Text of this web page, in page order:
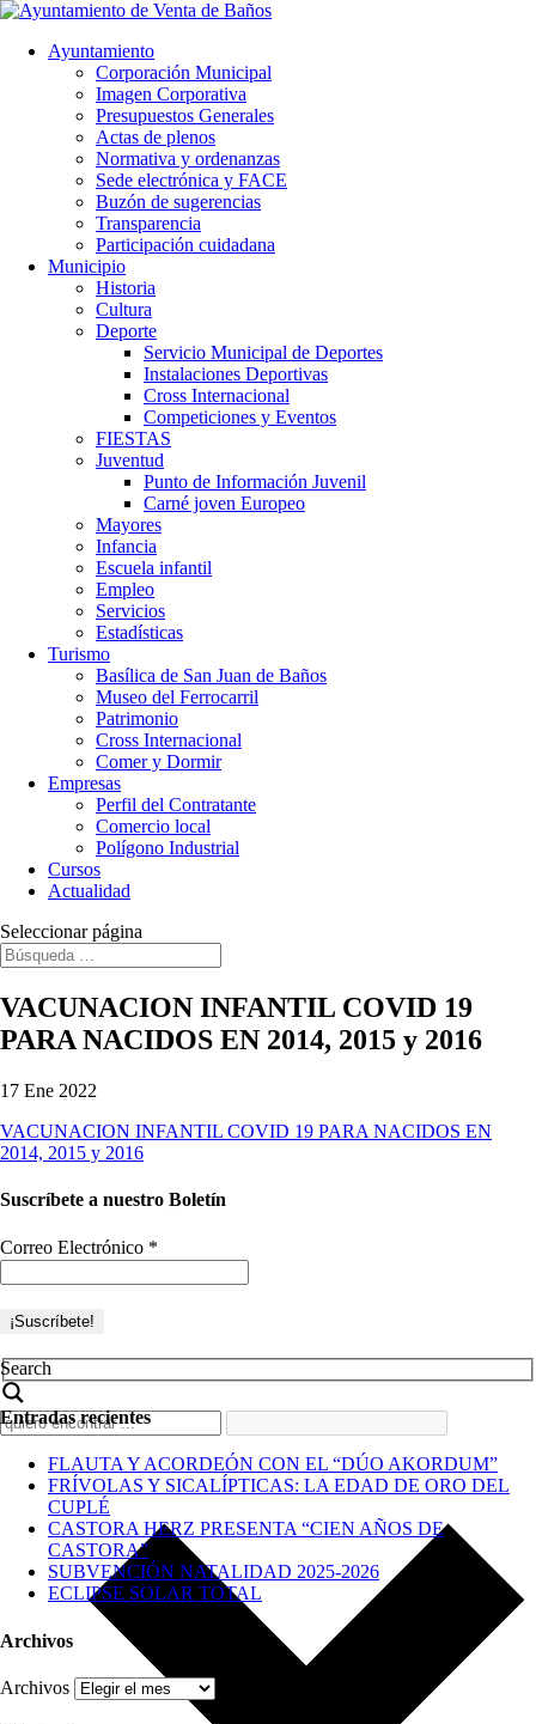
Ayuntamiento
Corporación Municipal
Imagen Corporativa
Presupuestos Generales
Actas de plenos
Normativa y ordenanzas
Sede electrónica y FACE
Buzón de sugerencias
Transparencia
Participación cuidadana
Municipio
Historia
Cultura
Deporte
Servicio Municipal de Deportes
Instalaciones Deportivas
Cross Internacional
Competiciones y Eventos
FIESTAS
Juventud
Punto de Información Juvenil
Carné joven Europeo
Mayores
Infancia
Escuela infantil
Empleo
Servicios
Estadísticas
Turismo
Basílica de San Juan de Baños
Museo del Ferrocarril
Patrimonio
Cross Internacional
Comer y Dormir
Empresas
Perfil del Contratante
Comercio local
Polígono Industrial
Cursos
Actualidad
Seleccionar página
VACUNACION INFANTIL COVID 19
PARA NACIDOS EN 2014, 2015 y 2016
17 Ene 2022
VACUNACION INFANTIL COVID 19 PARA NACIDOS EN
2014, 2015 y 2016
Suscríbete a nuestro Boletín
Correo Electrónico *
Search
Entradas recientes
FLAUTA Y ACORDEÓN CON EL “DÚO AKORDUM”
FRÍVOLAS Y SICALÍPTICAS: LA EDAD DE ORO DEL
CUPLÉ
CASTORA HERZ PRESENTA “CIEN AÑOS DE
CASTORA”
SUBVENCIÓN NATALIDAD 2025-2026
ECLIPSE SOLAR TOTAL
Archivos
Archivos